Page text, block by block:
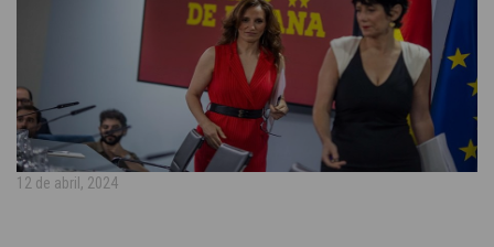
12 de abril, 2024